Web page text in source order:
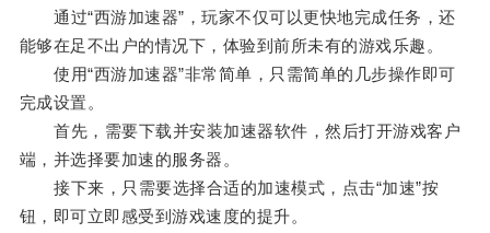
通过“西游加速器”，玩家不仅可以更快地完成任务，还
能够在足不出户的情况下，体验到前所未有的游戏乐趣。
使用“西游加速器”非常简单，只需简单的几步操作即可
完成设置。
首先，需要下载并安装加速器软件，然后打开游戏客户
端，并选择要加速的服务器。
接下来，只需要选择合适的加速模式，点击“加速”按
钮，即可立即感受到游戏速度的提升。